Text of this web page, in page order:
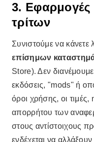
3. Εφαρμογές
τρίτων
Συνιστούμε να
επίσημων
Store). Δεν
εκδόσεις, "mods" ή
όροι χρήσης, οι τιμές,
απορρήτου των
στους αντίστοιχους
ενδέχεται να